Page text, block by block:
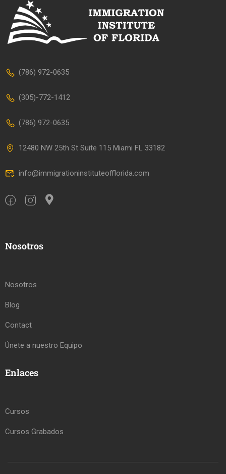
(786) 972-0635
(305)-772-1412
(786) 972-0635
12480 NW 25th St Suite 115 Miami FL 33182
info@immigrationinstituteofflorida.com
Nosotros
Nosotros
Blog
Contact
Únete a nuestro Equipo
Enlaces
Cursos
Cursos Grabados